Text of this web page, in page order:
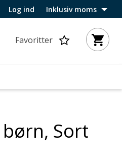
Log ind Inklusiv moms
Favoritter
Sort